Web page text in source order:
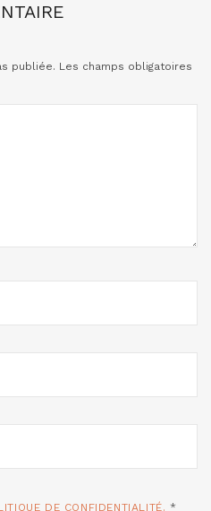
publiée. Les champs obligatoires
DE CONFIDENTIALITÉ. *